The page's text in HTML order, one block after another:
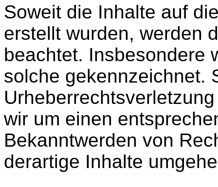
Soweit die Inhalte auf
erstellt wurden, werden
beachtet. Insbesondere
solche gekennzeichnet.
wir um einen
Bekanntwerden von
derartige Inhalte